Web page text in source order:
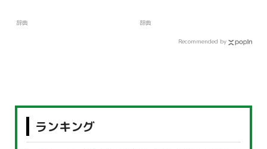
辞典 辞典
Recommended by
ランキング